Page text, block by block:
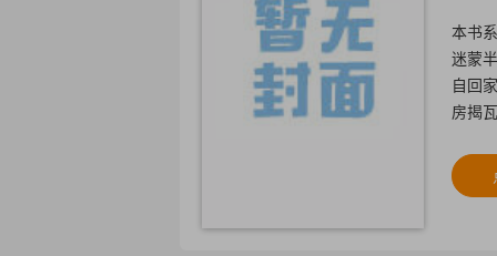
本书
迷蒙
自回
房揭